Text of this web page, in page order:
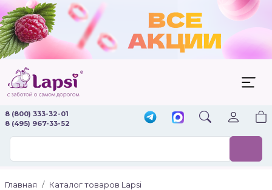
8 (800) 333-32-01
8 (495) 967-33-52
Главная
Каталог товаров Lapsi